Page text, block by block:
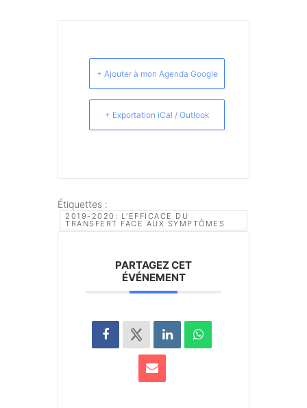
+ Ajouter à mon Agenda Google
+ Exportation iCal / Outlook
Étiquettes :
2019-2020: L’EFFICACE DU
TRANSFERT FACE AUX SYMPTÔMES
PARTAGEZ CET
ÉVÉNEMENT